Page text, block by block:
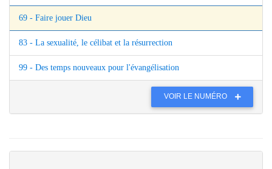
69 - Faire jouer Dieu
83 - La sexualité, le célibat et la résurrection
99 - Des temps nouveaux pour l'évangélisation
VOIR LE NUMÉRO